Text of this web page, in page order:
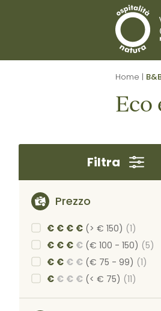
Home |
Eco
Filtra
Prezzo
€ € € € (> € 150) (1)
€ € € € (€ 100 - 150) (5)
€ € € € (€ 75 - 99) (1)
€ € € € (< € 75) (11)